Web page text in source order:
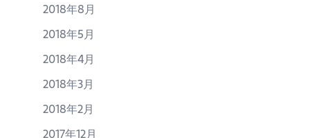
2018年8月
2018年5月
2018年4月
2018年3月
2018年2月
2017年12月